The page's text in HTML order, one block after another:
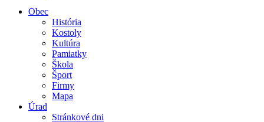
Obec
História
Kostoly
Kultúra
Pamiatky
Škola
Šport
Firmy
Mapa
Úrad
Stránkové dni